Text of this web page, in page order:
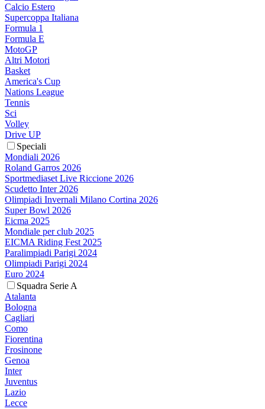
Calcio Estero
Supercoppa Italiana
Formula 1
Formula E
MotoGP
Altri Motori
Basket
America's Cup
Nations League
Tennis
Sci
Volley
Drive UP
Speciali
Mondiali 2026
Roland Garros 2026
Sportmediaset Live Riccione 2026
Scudetto Inter 2026
Olimpiadi Invernali Milano Cortina 2026
Super Bowl 2026
Eicma 2025
Mondiale per club 2025
EICMA Riding Fest 2025
Paralimpiadi Parigi 2024
Olimpiadi Parigi 2024
Euro 2024
Squadra Serie A
Atalanta
Bologna
Cagliari
Como
Fiorentina
Frosinone
Genoa
Inter
Juventus
Lazio
Lecce